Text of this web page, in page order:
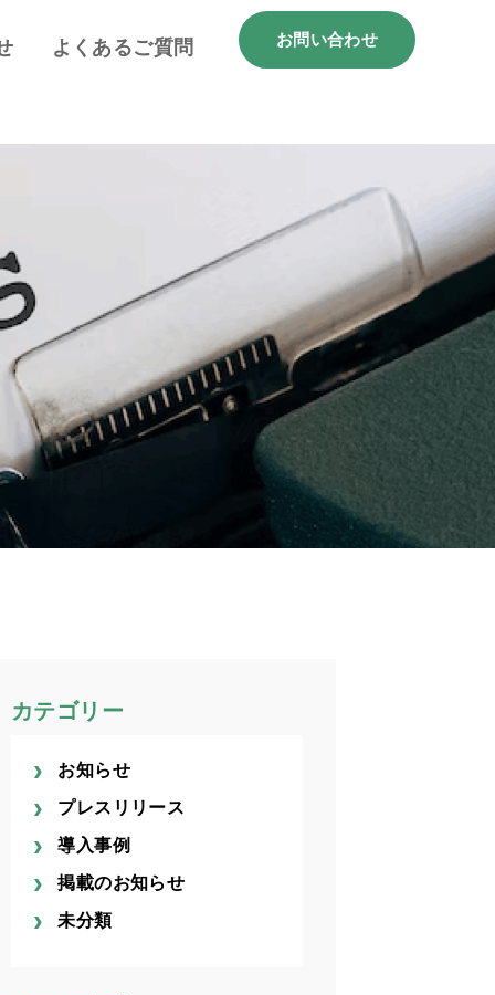
よくあるご質問 お問い合わせ
カテゴリー
お知らせ
プレスリリース
導入事例
掲載のお知らせ
未分類